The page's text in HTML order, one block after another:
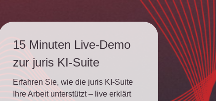
15 Minuten Live-Demo
zur juris KI-Suite
Erfahren Sie, wie die juris KI-Suite
Ihre Arbeit unterstützt – live erklärt